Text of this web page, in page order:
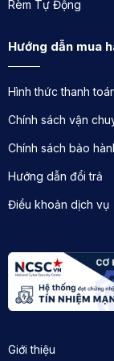
hiện đại mang
Địa chỉ:
Hà Nội
Điện thoại :
Website:
Rèm Tự Động
Hướng dẫn mua
Hình thức thanh
Chính sách vận
Chính sách bảo
Hướng dẫn đổi trả
Điều khoản dịch vụ
Giới thiệu